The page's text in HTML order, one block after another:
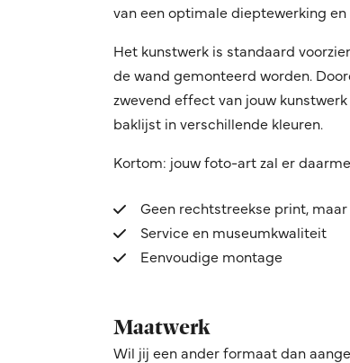
van een optimale dieptewerking
Het kunstwerk is standaard
de wand gemonteerd worden.
zwevend effect van jouw
baklijst in verschillende kleuren.
Kortom: jouw foto-art zal er
Geen rechtstreekse print,
Service en museumkwaliteit
Eenvoudige montage
Maatwerk
Wil jij een ander formaat dan